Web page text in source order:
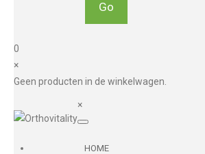
0
×
Geen producten in de winkelwagen.
×
HOME